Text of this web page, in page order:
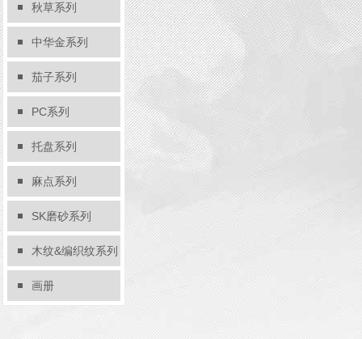
秋草系列
中华金系列
茄子系列
PC系列
托盘系列
麻点系列
SK磨砂系列
木纹&编织纹系列
画册